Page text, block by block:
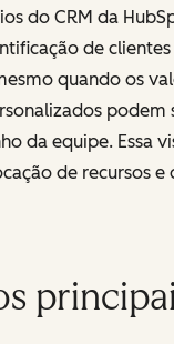
do CRM da
de
quando os
da equipe. Essa
de recursos